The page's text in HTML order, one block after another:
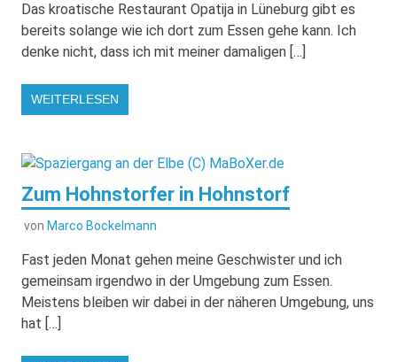
Das kroatische Restaurant Opatija in Lüneburg gibt es
bereits solange wie ich dort zum Essen gehe kann. Ich
denke nicht, dass ich mit meiner damaligen […]
WEITERLESEN
Zum Hohnstorfer in Hohnstorf
von Marco Bockelmann
Fast jeden Monat gehen meine Geschwister und ich
gemeinsam irgendwo in der Umgebung zum Essen.
Meistens bleiben wir dabei in der näheren Umgebung, uns
hat […]